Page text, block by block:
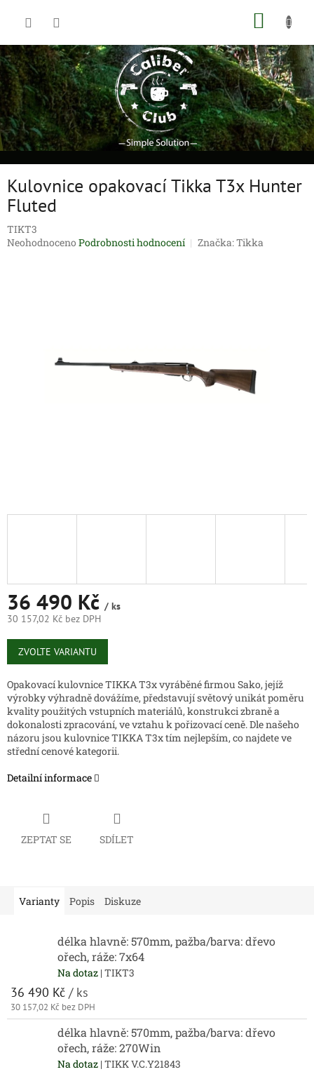
Kulovnice opakovací Tikka T3x Hunter
Fluted
TIKT3
Průměrné
Neohodnoceno Podrobnosti hodnocení Značka:Tikka
36 490 Kč / ks
30 157,02 Kč bez DPH
Měrná
cena:
ZVOLTE VARIANTU
Opakovací kulovnice TIKKA T3x vyráběné firmou Sako, jejíž
výrobky výhradně dovážíme, představují světový unikát poměru
kvality použitých vstupních materiálů, konstrukci zbraně a
dokonalosti zpracování, ve vztahu k pořizovací ceně. Dle našeho
názoru jsou kulovnice TIKKA T3x tím nejlepším, co najdete ve
střední cenové kategorii.
Detailní informace
ZEPTAT SE SDÍLET
Varianty Popis Diskuze
délka hlavně: 570mm, pažba/barva: dřevo
ořech, ráže: 7x64
Na dotaz | TIKT3
36 490 Kč / ks
30 157,02 Kč bez DPH
délka hlavně: 570mm, pažba/barva: dřevo
ořech, ráže: 270Win
Na dotaz | TIKK V.C.Y21843